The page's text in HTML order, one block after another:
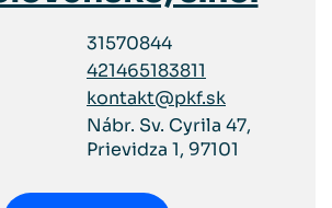
31570844
421465183811
kontakt@pkf.sk
Nábr. Sv. Cyrila 47,
Prievidza 1, 97101